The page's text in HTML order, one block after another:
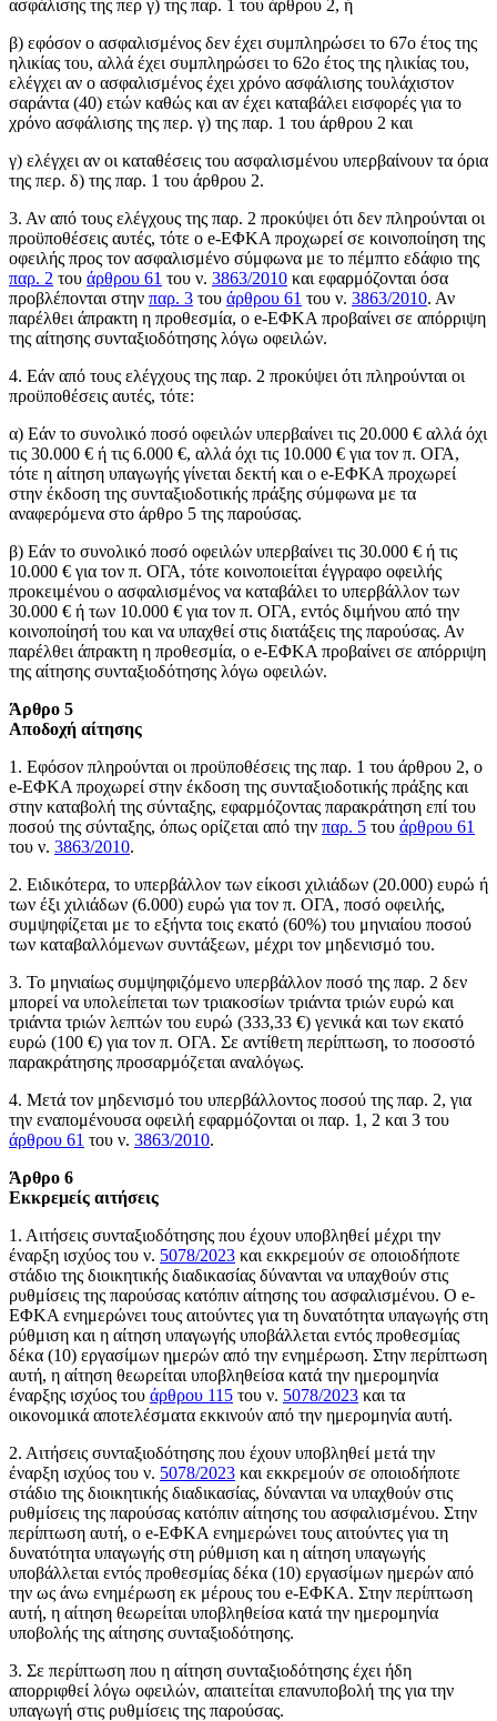
ασφάλισης της περ γ) της παρ. 1 του άρθρου 2, ή
β) εφόσον ο ασφαλισμένος δεν έχει συμπληρώσει το 67ο έτος της
ηλικίας του, αλλά έχει συμπληρώσει το 62ο έτος της ηλικίας του,
ελέγχει αν ο ασφαλισμένος έχει χρόνο ασφάλισης τουλάχιστον
σαράντα (40) ετών καθώς και αν έχει καταβάλει εισφορές για το
χρόνο ασφάλισης της περ. γ) της παρ. 1 του άρθρου 2 και
γ) ελέγχει αν οι καταθέσεις του ασφαλισμένου υπερβαίνουν τα όρια
της περ. δ) της παρ. 1 του άρθρου 2.
3. Αν από τους ελέγχους της παρ. 2 προκύψει ότι δεν πληρούνται οι
προϋποθέσεις αυτές, τότε ο e-ΕΦΚΑ προχωρεί σε κοινοποίηση της
οφειλής προς τον ασφαλισμένο σύμφωνα με το πέμπτο εδάφιο της
παρ. 2 του άρθρου 61 του ν. 3863/2010 και εφαρμόζονται όσα
προβλέπονται στην παρ. 3 του άρθρου 61 του ν. 3863/2010. Αν
παρέλθει άπρακτη η προθεσμία, ο e-ΕΦΚΑ προβαίνει σε απόρριψη
της αίτησης συνταξιοδότησης λόγω οφειλών.
4. Εάν από τους ελέγχους της παρ. 2 προκύψει ότι πληρούνται οι
προϋποθέσεις αυτές, τότε:
α) Εάν το συνολικό ποσό οφειλών υπερβαίνει τις 20.000 € αλλά όχι
τις 30.000 € ή τις 6.000 €, αλλά όχι τις 10.000 € για τον π. ΟΓΑ,
τότε η αίτηση υπαγωγής γίνεται δεκτή και ο e-ΕΦΚΑ προχωρεί
στην έκδοση της συνταξιοδοτικής πράξης σύμφωνα με τα
αναφερόμενα στο άρθρο 5 της παρούσας.
β) Εάν το συνολικό ποσό οφειλών υπερβαίνει τις 30.000 € ή τις
10.000 € για τον π. ΟΓΑ, τότε κοινοποιείται έγγραφο οφειλής
προκειμένου ο ασφαλισμένος να καταβάλει το υπερβάλλον των
30.000 € ή των 10.000 € για τον π. ΟΓΑ, εντός διμήνου από την
κοινοποίησή του και να υπαχθεί στις διατάξεις της παρούσας. Αν
παρέλθει άπρακτη η προθεσμία, ο e-ΕΦΚΑ προβαίνει σε απόρριψη
της αίτησης συνταξιοδότησης λόγω οφειλών.
Άρθρο 5
Αποδοχή αίτησης
1. Εφόσον πληρούνται οι προϋποθέσεις της παρ. 1 του άρθρου 2, ο
e-ΕΦΚΑ προχωρεί στην έκδοση της συνταξιοδοτικής πράξης και
στην καταβολή της σύνταξης, εφαρμόζοντας παρακράτηση επί του
ποσού της σύνταξης, όπως ορίζεται από την παρ. 5 του άρθρου 61
του ν. 3863/2010.
2. Ειδικότερα, το υπερβάλλον των είκοσι χιλιάδων (20.000) ευρώ ή
των έξι χιλιάδων (6.000) ευρώ για τον π. ΟΓΑ, ποσό οφειλής,
συμψηφίζεται με το εξήντα τοις εκατό (60%) του μηνιαίου ποσού
των καταβαλλόμενων συντάξεων, μέχρι τον μηδενισμό του.
3. Το μηνιαίως συμψηφιζόμενο υπερβάλλον ποσό της παρ. 2 δεν
μπορεί να υπολείπεται των τριακοσίων τριάντα τριών ευρώ και
τριάντα τριών λεπτών του ευρώ (333,33 €) γενικά και των εκατό
ευρώ (100 €) για τον π. ΟΓΑ. Σε αντίθετη περίπτωση, το ποσοστό
παρακράτησης προσαρμόζεται αναλόγως.
4. Μετά τον μηδενισμό του υπερβάλλοντος ποσού της παρ. 2, για
την εναπομένουσα οφειλή εφαρμόζονται οι παρ. 1, 2 και 3 του
άρθρου 61 του ν. 3863/2010.
Άρθρο 6
Εκκρεμείς αιτήσεις
1. Αιτήσεις συνταξιοδότησης που έχουν υποβληθεί μέχρι την
έναρξη ισχύος του ν. 5078/2023 και εκκρεμούν σε οποιοδήποτε
στάδιο της διοικητικής διαδικασίας δύνανται να υπαχθούν στις
ρυθμίσεις της παρούσας κατόπιν αίτησης του ασφαλισμένου. Ο e-
ΕΦΚΑ ενημερώνει τους αιτούντες για τη δυνατότητα υπαγωγής στη
ρύθμιση και η αίτηση υπαγωγής υποβάλλεται εντός προθεσμίας
δέκα (10) εργασίμων ημερών από την ενημέρωση. Στην περίπτωση
αυτή, η αίτηση θεωρείται υποβληθείσα κατά την ημερομηνία
έναρξης ισχύος του άρθρου 115 του ν. 5078/2023 και τα
οικονομικά αποτελέσματα εκκινούν από την ημερομηνία αυτή.
2. Αιτήσεις συνταξιοδότησης που έχουν υποβληθεί μετά την
έναρξη ισχύος του ν. 5078/2023 και εκκρεμούν σε οποιοδήποτε
στάδιο της διοικητικής διαδικασίας, δύνανται να υπαχθούν στις
ρυθμίσεις της παρούσας κατόπιν αίτησης του ασφαλισμένου. Στην
περίπτωση αυτή, ο e-ΕΦΚΑ ενημερώνει τους αιτούντες για τη
δυνατότητα υπαγωγής στη ρύθμιση και η αίτηση υπαγωγής
υποβάλλεται εντός προθεσμίας δέκα (10) εργασίμων ημερών από
την ως άνω ενημέρωση εκ μέρους του e-ΕΦΚΑ. Στην περίπτωση
αυτή, η αίτηση θεωρείται υποβληθείσα κατά την ημερομηνία
υποβολής της αίτησης συνταξιοδότησης.
3. Σε περίπτωση που η αίτηση συνταξιοδότησης έχει ήδη
απορριφθεί λόγω οφειλών, απαιτείται επανυποβολή της για την
υπαγωγή στις ρυθμίσεις της παρούσας.